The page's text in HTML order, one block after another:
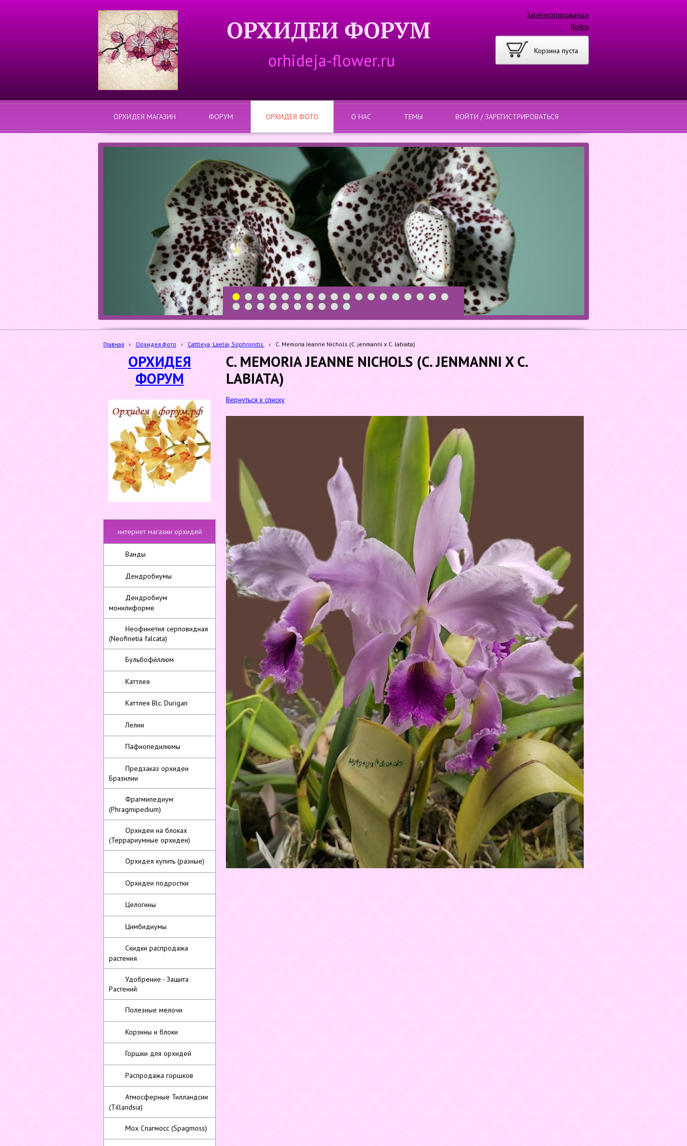
Корзина пуста
Зарегистрироваться
Войти
ОРХИДЕИ ФОРУМ
orhideja-flower.ru
ОРХИДЕЯ МАГАЗИН ФОРУМ ОРХИДЕЯ ФОТО О НАС ТЕМЫ ВОЙТИ / ЗАРЕГИСТРИРОВАТЬСЯ
1 2 3 4 5 6 7 8 9 10 11 12 13 14 15 16 17 18
19 20 21 22 23 24 25 26 27 28
Главная › Орхидея фото › Cattleya, Laelia, Sophronitis. › C. Memoria Jeanne Nichols (C. jenmanni x C. labiata)
ОРХИДЕЯ
ФОРУМ
интернет магазин орхидей
Ванды
Дендробиумы
Дендробиум
монилиформе
Неофинетия серповидная
(Neofinetia falcata)
Бульбофи́ллюм
Каттлея
Каттлея Blc. Durigan
Лелии
Пафиопедилюмы
Предзаказ орхидеи
Бразилии
Фрагмипедиум
(Phragmipedium)
Орхидеи на блоках
(Террариумные орхидеи)
Орхидея купить (разные)
Орхидеи подростки
Целогины
Цимбидиумы
Скидки распродажа
растения
Удобрение - Защита
Растений
Полезные мелочи
Корзины и блоки
Горшки для орхидей
Распродажа горшков
Атмосферные Тилландсии
(Tillandsia)
Мох Спагмосс (Spagmoss)
C. MEMORIA JEANNE NICHOLS (C. JENMANNI X C.
LABIATA)
Вернуться к списку